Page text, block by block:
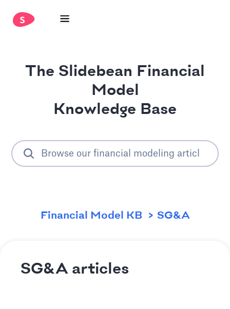
The Slidebean Financial
Model
Knowledge Base
Financial Model KB SG&A
SG&A articles